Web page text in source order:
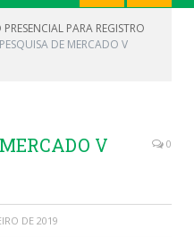
PRESENCIAL PARA REGISTRO
DE MERCADO V
V
0
DE 2019